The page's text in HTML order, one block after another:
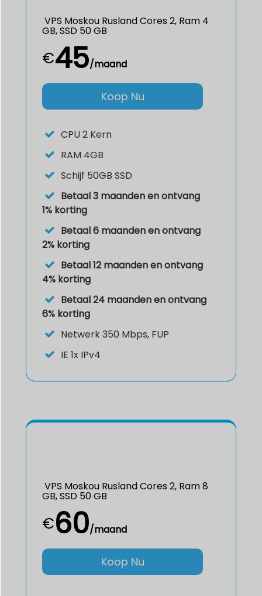
VPS Moskou Rusland Cores 2, Ram 4
GB, SSD 50 GB
€45/maand
Koop Nu
CPU 2 Kern
RAM 4GB
Schijf 50GB SSD
Betaal 3 maanden en ontvang
1% korting
Betaal 6 maanden en ontvang
2% korting
Betaal 12 maanden en ontvang
4% korting
Betaal 24 maanden en ontvang
6% korting
Netwerk 350 Mbps, FUP
IE 1x IPv4
VPS Moskou Rusland Cores 2, Ram 8
GB, SSD 50 GB
€60/maand
Koop Nu